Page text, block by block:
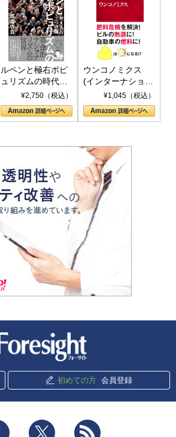
ルペンと極右ポピ
ュリズムの時代：
〈ヤヌス〉の二つ
の顔
¥2,750（税込）
ウンコノミクス
(インターナショナ
ル新書)¥1,045（税込）
初めての方 会員登録
Facebook Twitter